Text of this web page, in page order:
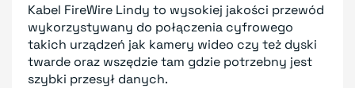
Kabel FireWire Lindy to wysokiej jakości przewód
wykorzystywany do połączenia cyfrowego
takich urządzeń jak kamery wideo czy też dyski
twarde oraz wszędzie tam gdzie potrzebny jest
szybki przesył danych.